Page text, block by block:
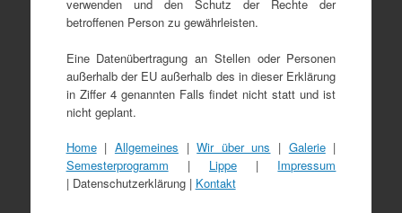
verwenden und den Schutz der Rechte der
betroffenen Person zu gewährleisten.
Eine Datenübertragung an Stellen oder Personen
außerhalb der EU außerhalb des in dieser Erklärung
in Ziffer 4 genannten Falls findet nicht statt und ist
nicht geplant.
Home| Allgemeines |Wir über uns | Galerie|
Semesterprogramm | Lippe | Impressum
| Datenschutzerklärung | Kontakt